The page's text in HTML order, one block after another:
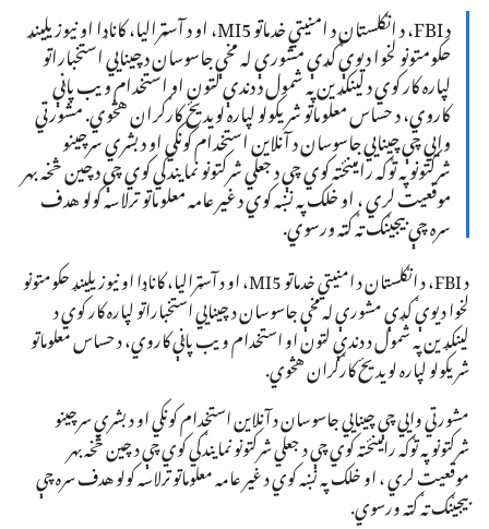
د FBI، د انګلستان د امنیتي خدماتو MI5، او د آسټرالیا، کاناډا او نیوزیلینډ
حکومتونو لخوا د یوې ګډې مشورې له مخې جاسوسان د چینایي استخباراتو
لپاره کار کوي د لینکډین په شمول د دندې لټون او استخدام ویب پاڼې
کاروي، د حساس معلوماتو شریکولو لپاره لویدیځ کارګران هڅوي. مشورتي
وايي چې چینايي جاسوسان د آنلاین استخدام کونکي او د بشري سرچینو
شرکتونو په توګه رامینځته کوي چې د جعلي شرکتونو نمایندګي کوي چې د چین څخه بهر
موقعیت لري ، او خلک په نښه کوي د غیر عامه معلوماتو ترلاسه کولو هدف
سره چې بیجینګ ته ګټه ورسوي.
د FBI، د انګلستان د امنیتي خدماتو MI5، او د آسټرالیا، کاناډا او نیوزیلینډ حکومتونو
لخوا د یوې ګډې مشورې له مخې جاسوسان د چینایي استخباراتو لپاره کار کوي د
لینکډین په شمول د دندې لټون او استخدام ویب پاڼې کاروي، د حساس معلوماتو
شریکولو لپاره لویدیځ کارګران هڅوي.
مشورتي وايي چې چینايي جاسوسان د آنلاین استخدام کونکي او د بشري سرچینو
شرکتونو په توګه رامینځته کوي چې د جعلي شرکتونو نمایندګي کوي چې د چین څخه بهر
موقعیت لري ، او خلک په نښه کوي د غیر عامه معلوماتو ترلاسه کولو هدف سره چې
بیجینګ ته ګټه ورسوي.